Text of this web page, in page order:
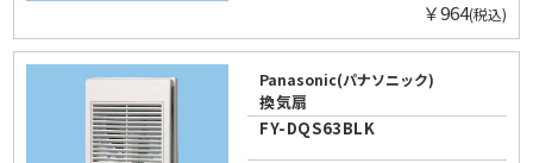
￥964(税込)
Panasonic(パナソニック)
換気扇
FY-DQS63BLK